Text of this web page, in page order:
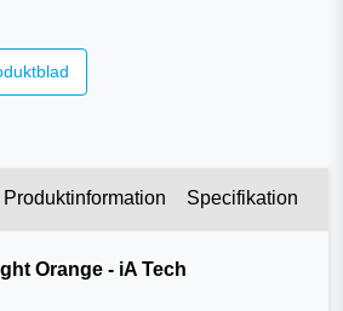
Produktinformation Specifikation
Orange - iA Tech